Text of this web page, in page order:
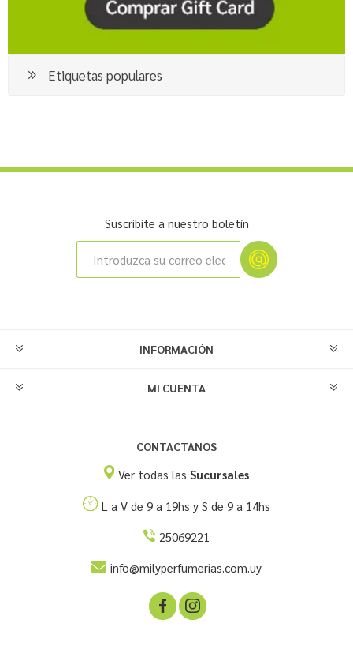
Etiquetas populares
Suscribite a nuestro boletín
INFORMACIÓN
MI CUENTA
CONTACTANOS
Ver todas lasSucursales
L a V de 9 a 19hs y S de 9 a 14hs
25069221
info@milyperfumerias.com.uy